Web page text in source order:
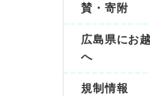
賛・寄附
広島県にお
へ
規制情報